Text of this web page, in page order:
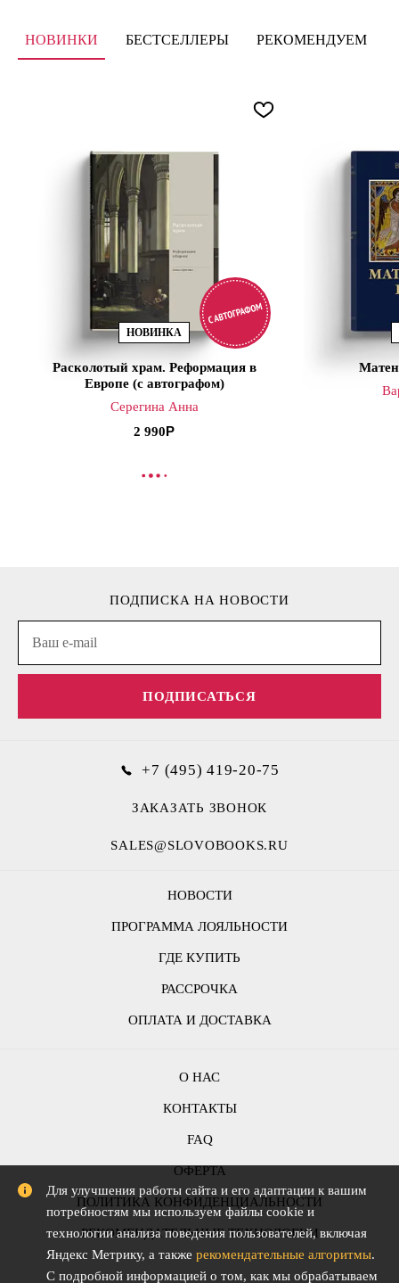
НОВИНКИ БЕСТСЕЛЛЕРЫ РЕКОМЕНДУЕМ
НОВИНКА
Расколотый храм. Реформация в
Европе (с автографом)
Серегина Анна
2 990
В КОРЗИНУ
НОВОСТИ
ПРОГРАММА ЛОЯЛЬНОСТИ
ГДЕ КУПИТЬ
РАССРОЧКА
ОПЛАТА И ДОСТАВКА
ПОДПИСКА НА НОВОСТИ
ПОДПИСАТЬСЯ
О НАС
КОНТАКТЫ
FAQ
ОФЕРТА
ПОЛИТИКА КОНФИДЕНЦИАЛЬНОСТИ
РЕКОМЕНДАТЕЛЬНЫЕ ТЕХНОЛОГИИ
+7 (495) 419-20-75
ЗАКАЗАТЬ ЗВОНОК
SALES@SLOVOBOOKS.RU
Для улучшения работы сайта и его адаптации к вашим
потребностям мы используем файлы cookie и
технологии анализа поведения пользователей, включая
Яндекс Метрику, а также рекомендательные алгоритмы.
С подробной информацией о том, как мы обрабатываем